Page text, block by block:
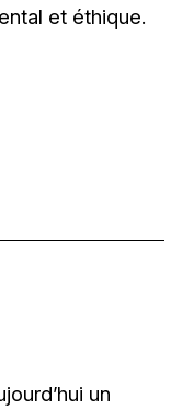
et éthique.
un